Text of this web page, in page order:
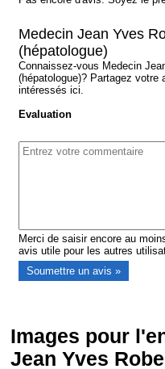
Medecin Jean Yves
(hépatologue)
Connaissez-vous Medecin
(hépatologue)? Partagez
intéressés ici.
Evaluation
Merci de saisir encore au
avis utile pour les autres
Images pour
Jean Yves